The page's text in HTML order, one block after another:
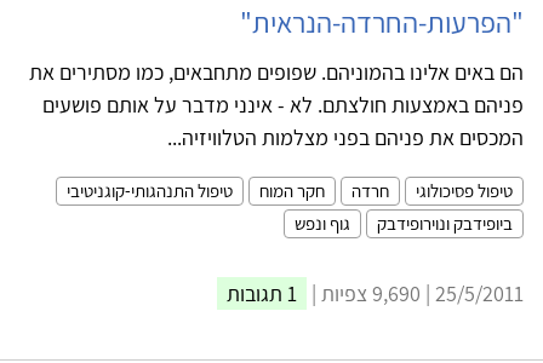
"הפרעות-החרדה-הנראית"
הם באים אלינו בהמוניהם. שפופים מתחבאים, כמו מסתירים את
פניהם באמצעות חולצתם. לא - אינני מדבר על אותם פושעים
המכסים את פניהם בפני מצלמות הטלוויזיה...
טיפול פסיכולוגי חרדה חקר המוח
טיפול התנהגותי-קוגניטיבי
ביופידבק ונוירופידבק
גוף ונפש
25/5/2011 | 9,690 צפיות | 1 תגובות